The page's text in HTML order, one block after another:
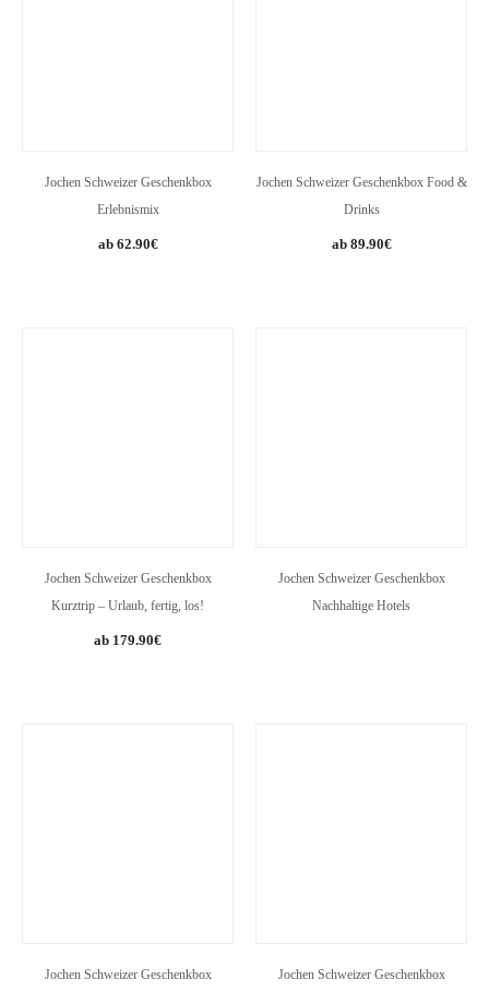
Jochen Schweizer Geschenkbox
Erlebnismix
62.90€
Jochen Schweizer Geschenkbox Food &
Drinks
89.90€
Jochen Schweizer Geschenkbox
Kurztrip – Urlaub, fertig, los!
179.90€
Jochen Schweizer Geschenkbox
Nachhaltige Hotels
Jochen Schweizer Geschenkbox
Jochen Schweizer Geschenkbox